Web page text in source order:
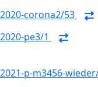
corona2/53
pe3/1
p-m3456-